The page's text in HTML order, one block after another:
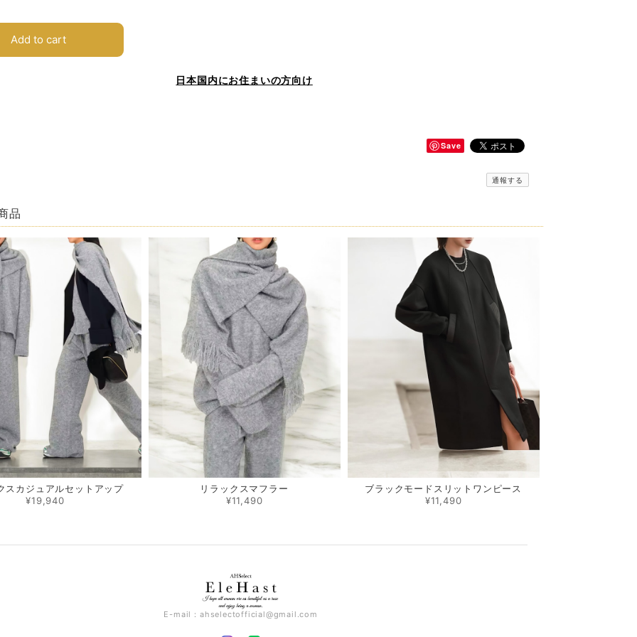
Add to cart
日本国内にお住まいの方向け
Save
通報する
品
スカジュアルセットアップ
¥19,940
リラックスマフラー
¥11,490
ブラックモードスリットワンピース
¥11,490
E-mail：ahselectofficial@gmail.com